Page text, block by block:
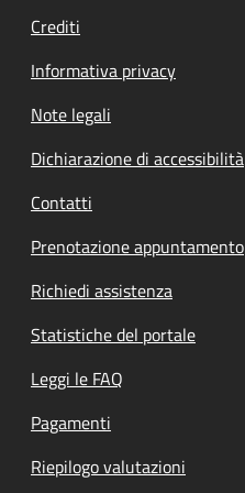
Crediti
Informativa privacy
Note legali
Dichiarazione di accessibilità
Contatti
Prenotazione appuntamento
Richiedi assistenza
Statistiche del portale
Leggi le FAQ
Pagamenti
Riepilogo valutazioni